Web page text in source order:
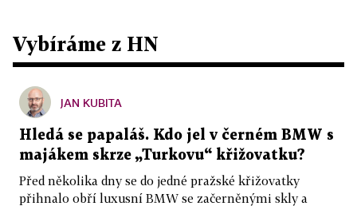
Vybíráme z HN
JAN KUBITA
Hledá se papaláš. Kdo jel v černém BMW s
majákem skrze „Turkovu“ křižovatku?
Před několika dny se do jedné pražské křižovatky
přihnalo obří luxusní BMW se začerněnými skly a